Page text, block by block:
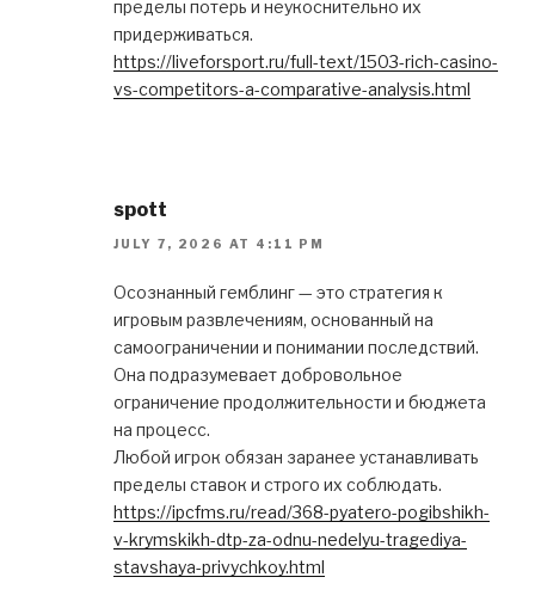
пределы потерь и неукоснительно их
придерживаться.
https://liveforsport.ru/full-text/1503-rich-casino-
vs-competitors-a-comparative-analysis.html
spott
JULY 7, 2026 AT 4:11 PM
Осознанный гемблинг — это стратегия к
игровым развлечениям, основанный на
самоограничении и понимании последствий.
Она подразумевает добровольное
ограничение продолжительности и бюджета
на процесс.
Любой игрок обязан заранее устанавливать
пределы ставок и строго их соблюдать.
https://ipcfms.ru/read/368-pyatero-pogibshikh-
v-krymskikh-dtp-za-odnu-nedelyu-tragediya-
stavshaya-privychkoy.html